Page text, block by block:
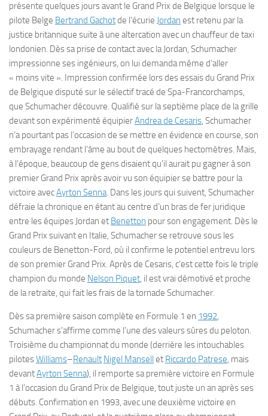
présente quelques jours avant le Grand Prix de Belgique lorsque le
pilote Belge Bertrand Gachotde l’écurie Jordan est retenu par la
justice britannique suite à une altercation avec un chauffeur de taxi
londonien. Dès sa prise de contact avec la Jordan, Schumacher
impressionne ses ingénieurs, on lui demanda même d’aller
« moins vite ». Impression confirmée lors des essais du Grand Prix
de Belgique disputé sur le sélectif tracé de Spa-Francorchamps,
que Schumacher découvre. Qualifié sur la septième place de la grille
devant son expérimenté équipierAndrea de Cesaris, Schumacher
n’a pourtant pas l’occasion de se mettre en évidence en course, son
embrayage rendant l’âme au bout de quelques hectomètres. Mais,
à l’époque, beaucoup de gens disaient qu’il aurait pu gagner à son
premier Grand Prix après avoir vu son équipier se battre pour la
victoire avecAyrton Senna. Dans les jours qui suivent, Schumacher
défraie la chronique en étant au centre d’un bras de fer juridique
entre les équipes Jordan et Benetton pour son engagement. Dès le
Grand Prix suivant en Italie, Schumacher se retrouve sous les
couleurs de Benetton-Ford, où il confirme le potentiel entrevu lors
de son premier Grand Prix. Après de Cesaris, c’est cette fois le triple
champion du monde Nelson Piquet, il est vrai démotivé et proche
de la retraite, qui fait les frais de la tornade Schumacher.
Dès sa première saison complète en Formule 1 en 1992,
Schumacher s’affirme comme l’une des valeurs sûres du peloton.
Troisième du championnat du monde (derrière les intouchables
pilotesWilliams–Renault Nigel Mansell et Riccardo Patrese, mais
devantAyrton Senna), il remporte sa première victoire en Formule
1 à l’occasion du Grand Prix de Belgique, tout juste un an après ses
débuts. Confirmation en 1993, avec une deuxième victoire en